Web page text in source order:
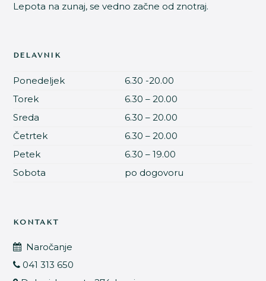
Lepota na zunaj, se vedno začne od znotraj.
DELAVNIK
Ponedeljek
6.30 -20.00
Torek
6.30 – 20.00
Sreda
6.30 – 20.00
Četrtek
6.30 – 20.00
Petek
6.30 – 19.00
Sobota
po dogovoru
KONTAKT
Naročanje
041 313 650